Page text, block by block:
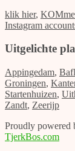
klik hier,
Instagram
Uitgelichte
Appingedam,
Groningen,
Startenhuizen,
Zandt, Zeerijp
Proudly powered
TjerkBos.com